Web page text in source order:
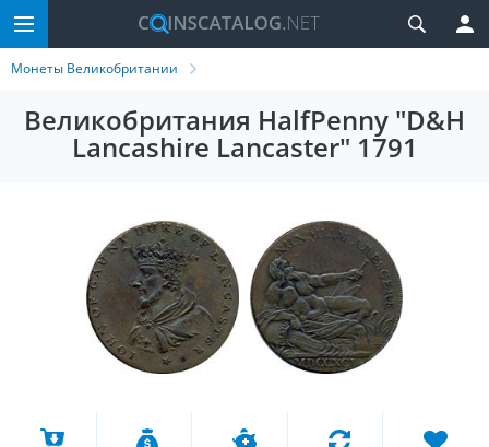
Монеты Великобритании
Великобритания HalfPenny "D&H
Lancashire Lancaster" 1791